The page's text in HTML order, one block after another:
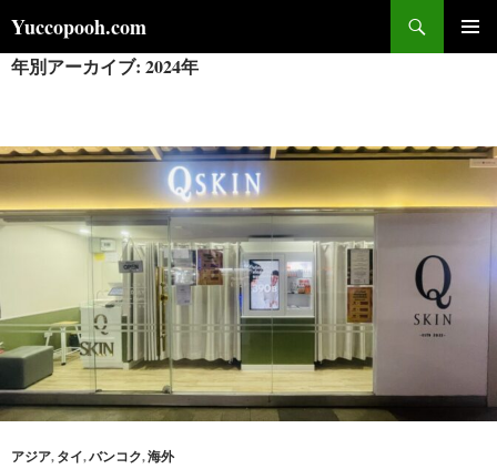
ン
テ
へ
ス
キ
ッ
Yuccopooh.com
索
年別アーカイブ: 2024年
アジア, タイ,バンコク,海外